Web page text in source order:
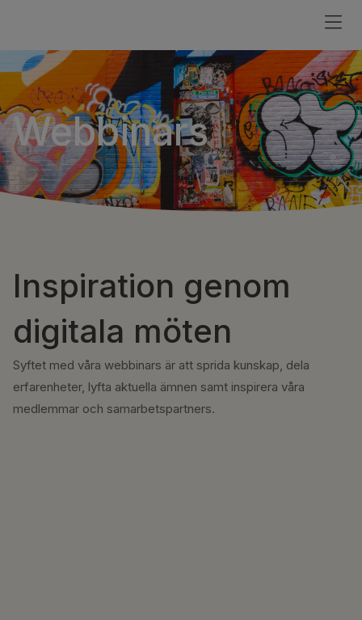
Webbinars
Inspiration genom
digitala möten
Syftet med våra webbinars är att sprida kunskap, dela
erfarenheter, lyfta aktuella ämnen samt inspirera våra
medlemmar och samarbetspartners.